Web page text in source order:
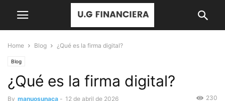
Home Blog ¿Qué es la firma digital?
Blog
¿Qué es la firma digital?
By manuosunaca - 12 de abril de 2026 230